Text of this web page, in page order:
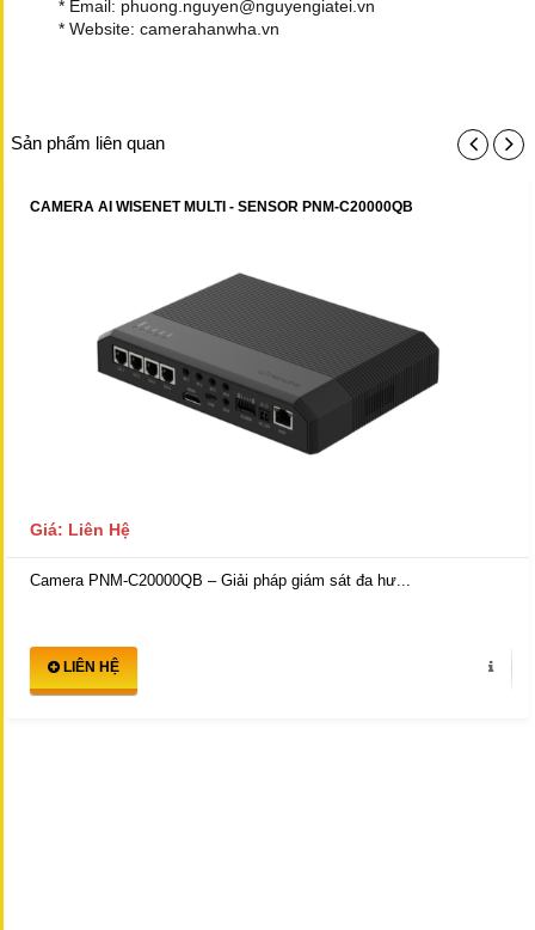
* Email: phuong.nguyen@nguyengiatei.vn
* Website: camerahanwha.vn
Sản phẩm liên quan
CAMERA AI WISENET MULTI - SENSOR PNM-C20000QB
Giá: Liên Hệ
Camera PNM-C20000QB – Giải pháp giám sát đa hư...
LIÊN HỆ